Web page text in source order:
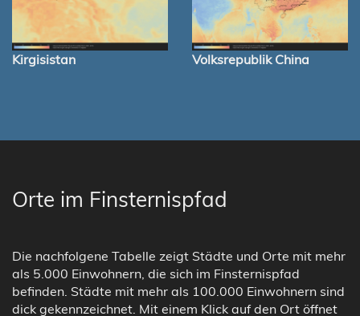
Kirgisistan Volksrepublik China
Orte im Finsternispfad
Die nachfolgene Tabelle zeigt Städte und Orte mit mehr
als 5.000 Einwohnern, die sich im Finsternispfad
befinden. Städte mit mehr als 100.000 Einwohnern sind
dick gekennzeichnet. Mit einem Klick auf den Ort öffnet